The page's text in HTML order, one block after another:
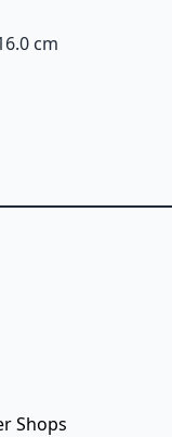
cm
Shops